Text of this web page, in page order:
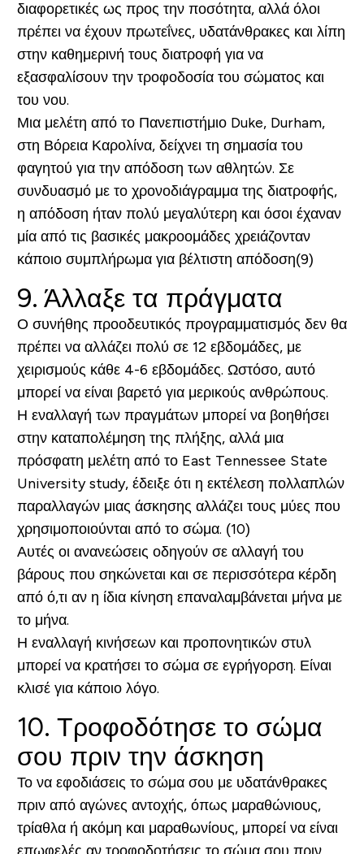
διαφορετικές ως προς την ποσότητα, αλλά όλοι
πρέπει να έχουν πρωτεΐνες, υδατάνθρακες και λίπη
στην καθημερινή τους διατροφή για να
εξασφαλίσουν την τροφοδοσία του σώματος και
του νου.
Μια μελέτη από το Πανεπιστήμιο Duke, Durham,
στη Βόρεια Καρολίνα, δείχνει τη σημασία του
φαγητού για την απόδοση των αθλητών. Σε
συνδυασμό με το χρονοδιάγραμμα της διατροφής,
η απόδοση ήταν πολύ μεγαλύτερη και όσοι έχαναν
μία από τις βασικές μακροομάδες χρειάζονταν
κάποιο συμπλήρωμα για βέλτιστη απόδοση(9)
9. Άλλαξε τα πράγματα
Ο συνήθης προοδευτικός προγραμματισμός δεν θα
πρέπει να αλλάζει πολύ σε 12 εβδομάδες, με
χειρισμούς κάθε 4-6 εβδομάδες. Ωστόσο, αυτό
μπορεί να είναι βαρετό για μερικούς ανθρώπους.
Η εναλλαγή των πραγμάτων μπορεί να βοηθήσει
στην καταπολέμηση της πλήξης, αλλά μια
πρόσφατη μελέτη από το East Tennessee State
University study, έδειξε ότι η εκτέλεση πολλαπλών
παραλλαγών μιας άσκησης αλλάζει τους μύες που
χρησιμοποιούνται από το σώμα. (10)
Αυτές οι ανανεώσεις οδηγούν σε αλλαγή του
βάρους που σηκώνεται και σε περισσότερα κέρδη
από ό,τι αν η ίδια κίνηση επαναλαμβάνεται μήνα με
το μήνα.
Η εναλλαγή κινήσεων και προπονητικών στυλ
μπορεί να κρατήσει το σώμα σε εγρήγορση. Είναι
κλισέ για κάποιο λόγο.
10. Τροφοδότησε το σώμα
σου πριν την άσκηση
Το να εφοδιάσεις το σώμα σου με υδατάνθρακες
πριν από αγώνες αντοχής, όπως μαραθώνιους,
τρίαθλα ή ακόμη και μαραθωνίους, μπορεί να είναι